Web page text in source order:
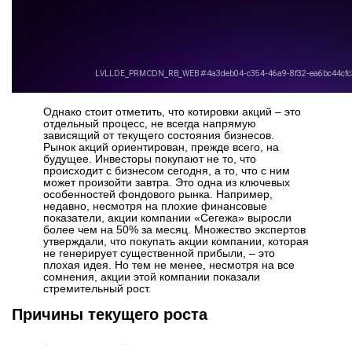
Однако стоит отметить, что котировки акций – это
отдельный процесс, не всегда напрямую
зависящий от текущего состояния бизнесов.
Рынок акций ориентирован, прежде всего, на
будущее. Инвесторы покупают не то, что
происходит с бизнесом сегодня, а то, что с ним
может произойти завтра. Это одна из ключевых
особенностей фондового рынка. Например,
недавно, несмотря на плохие финансовые
показатели, акции компании «Сегежа» выросли
более чем на 50% за месяц. Множество экспертов
утверждали, что покупать акции компании, которая
не генерирует существенной прибыли, – это
плохая идея. Но тем не менее, несмотря на все
сомнения, акции этой компании показали
стремительный рост.
Причины текущего роста